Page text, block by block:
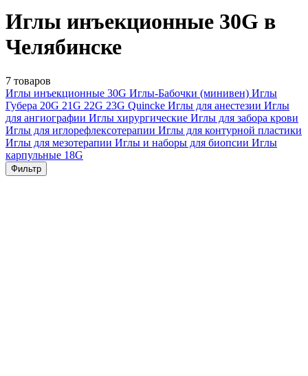
Иглы инъекционные 30G в
Челябинске
7 товаров
Иглы инъекционные 30G Иглы-Бабочки (минивен) Иглы
Губера 20G 21G 22G 23G Quincke Иглы для анестезии Иглы
для ангиографии Иглы хирургические Иглы для забора крови
Иглы для иглорефлексотерапии Иглы для контурной пластики
Иглы для мезотерапии Иглы и наборы для биопсии Иглы
карпульные 18G
Фильтр